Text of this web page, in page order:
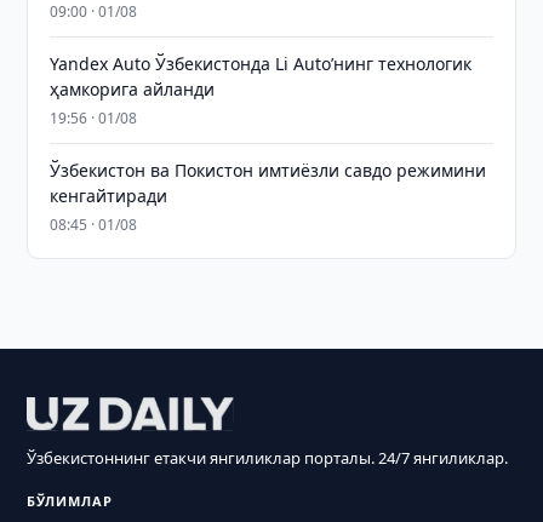
09:00 · 01/08
Yandex Auto Ўзбекистонда Li Auto’нинг технологик
ҳамкорига айланди
19:56 · 01/08
Ўзбекистон ва Покистон имтиёзли савдо режимини
кенгайтиради
08:45 · 01/08
Ўзбекистоннинг етакчи янгиликлар порталы. 24/7 янгиликлар.
БЎЛИМЛАР